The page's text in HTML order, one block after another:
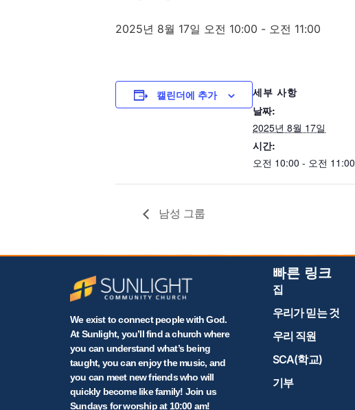
2025년 8월 17일 오전 10:00 - 오전 11:00
캘린더에 추가
세부 사항
날짜:
2025년 8월 17일
시간:
오전 10:00 - 오전 11:00
남성 그룹
We exist to connect people with God.
At Sunlight, you’ll find a church where
you can understand what’s being
taught, you can enjoy the music, and
you can meet new friends who will
quickly become like family! Join us
Sundays for worship at 10:00 am!
빠른 링크
집
우리가 믿는 것
우리 직원
SCA(학교)
기부